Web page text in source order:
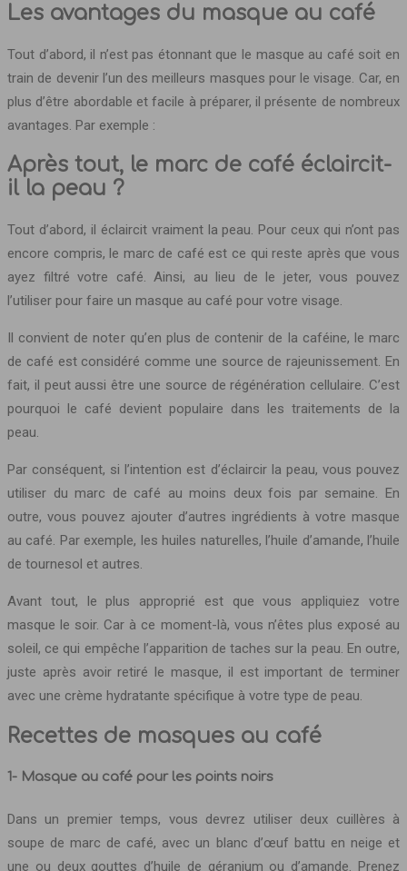
Les avantages du masque au café
Tout d’abord, il n’est pas étonnant que le masque au café soit en
train de devenir l’un des meilleurs masques pour le visage. Car, en
plus d’être abordable et facile à préparer, il présente de nombreux
avantages. Par exemple :
Après tout, le marc de café éclaircit-
il la peau ?
Tout d’abord, il éclaircit vraiment la peau. Pour ceux qui n’ont pas
encore compris, le marc de café est ce qui reste après que vous
ayez filtré votre café. Ainsi, au lieu de le jeter, vous pouvez
l’utiliser pour faire un masque au café pour votre visage.
Il convient de noter qu’en plus de contenir de la caféine, le marc
de café est considéré comme une source de rajeunissement. En
fait, il peut aussi être une source de régénération cellulaire. C’est
pourquoi le café devient populaire dans les traitements de la
peau.
Par conséquent, si l’intention est d’éclaircir la peau, vous pouvez
utiliser du marc de café au moins deux fois par semaine. En
outre, vous pouvez ajouter d’autres ingrédients à votre masque
au café. Par exemple, les huiles naturelles, l’huile d’amande, l’huile
de tournesol et autres.
Avant tout, le plus approprié est que vous appliquiez votre
masque le soir. Car à ce moment-là, vous n’êtes plus exposé au
soleil, ce qui empêche l’apparition de taches sur la peau. En outre,
juste après avoir retiré le masque, il est important de terminer
avec une crème hydratante spécifique à votre type de peau.
Recettes de masques au café
1- Masque au café pour les points noirs
Dans un premier temps, vous devrez utiliser deux cuillères à
soupe de marc de café, avec un blanc d’œuf battu en neige et
une ou deux gouttes d’huile de géranium ou d’amande. Prenez